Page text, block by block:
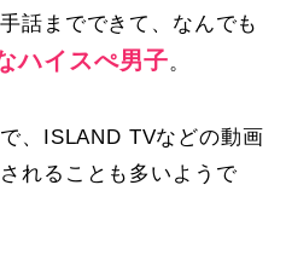
話までできて、なんでも
ハイスぺ男子。
、ISLAND TVなどの動画
れることも多いようで